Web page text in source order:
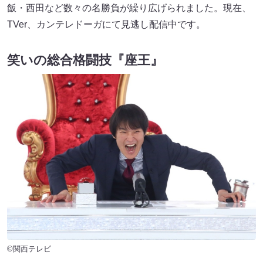
飯・西田など数々の名勝負が繰り広げられました。現在、
TVer、カンテレドーガにて見逃し配信中です。
笑いの総合格闘技『座王』
©関西テレビ